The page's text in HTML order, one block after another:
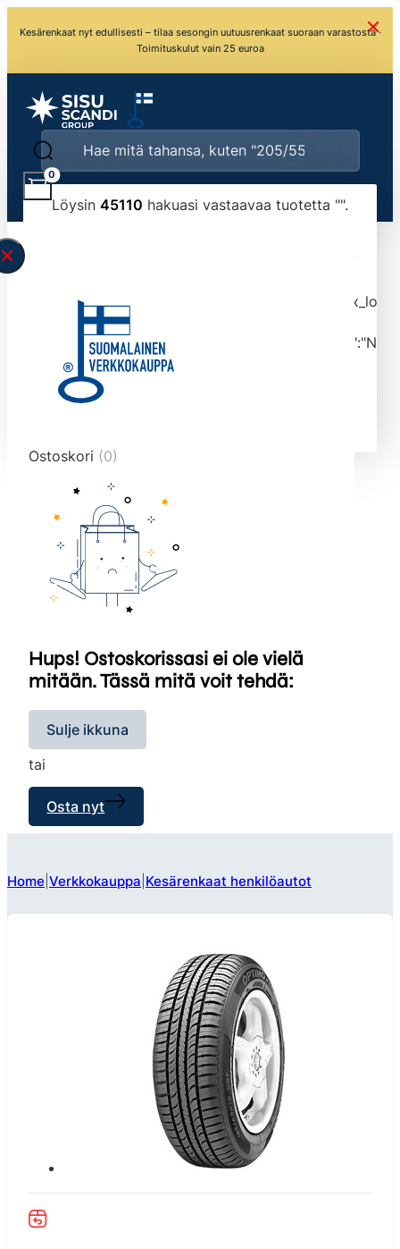
Kesärenkaat nyt edullisesti – tilaa sesongin uutuusrenkaat suoraan varastosta ·
Toimituskulut vain 25 euroa
Löysin 45110 hakuasi vastaavaa tuotetta "".
typed the search query correctly.<br>Currently
tmlmvi","meta_query":
data-original-query-vars="[]" data-page="1"
data-max-pages="4511" data-start="1" data-
end="10">
0
Ostoskori (0)
Hups! Ostoskorissasi ei ole vielä
mitään. Tässä mitä voit tehdä:
Sulje ikkuna
tai
Osta nyt
Home Verkkokauppa Kesärenkaat henkilöautot